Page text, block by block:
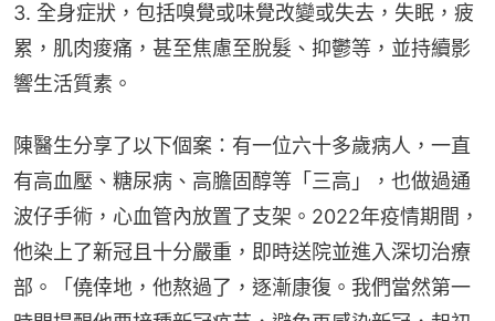
3. 全身症狀，包括嗅覺或味覺改變或失去，失眠，疲
累，肌肉痠痛，甚至焦慮至脫髮、抑鬱等，並持續影
響生活質素。
陳醫生分享了以下個案：有一位六十多歲病人，一直
有高血壓、糖尿病、高膽固醇等「三高」，也做過通
波仔手術，心血管內放置了支架。2022年疫情期間，
他染上了新冠且十分嚴重，即時送院並進入深切治療
部。「僥倖地，他熬過了，逐漸康復。我們當然第一